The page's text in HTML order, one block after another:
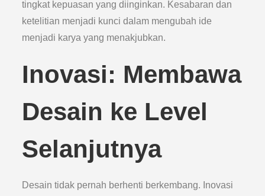
tingkat kepuasan yang diinginkan. Kesabaran dan
ketelitian menjadi kunci dalam mengubah ide
menjadi karya yang menakjubkan.
Inovasi: Membawa
Desain ke Level
Selanjutnya
Desain tidak pernah berhenti berkembang. Inovasi